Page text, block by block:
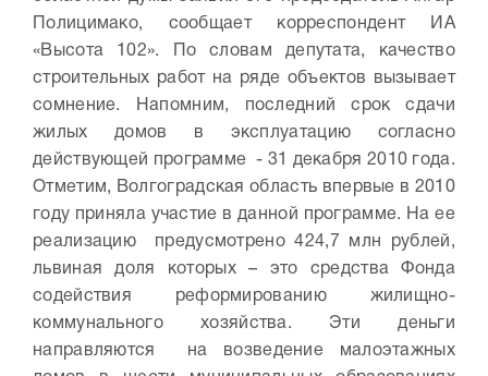
Полицимако, сообщает корреспондент ИА
«Высота 102». По словам депутата, качество
строительных работ на ряде объектов вызывает
сомнение. Напомним, последний срок сдачи
жилых домов в эксплуатацию согласно
действующей программе - 31 декабря 2010 года.
Отметим, Волгоградская область впервые в 2010
году приняла участие в данной программе. На ее
реализацию предусмотрено 424,7 млн рублей,
львиная доля которых – это средства Фонда
содействия реформированию жилищно-
коммунального хозяйства. Эти деньги
направляются на возведение малоэтажных